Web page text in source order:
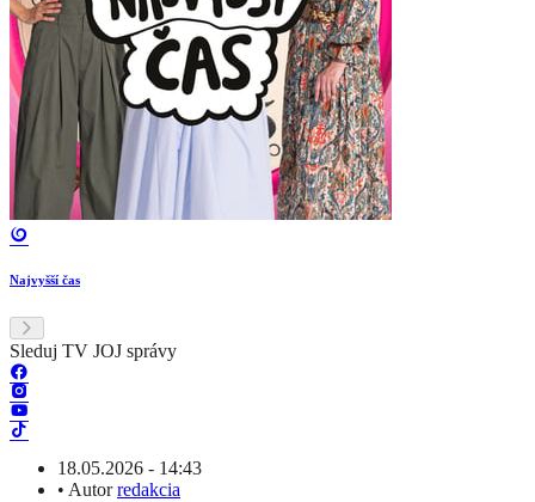
Najvyšší čas
Sleduj TV JOJ správy
18.05.2026 - 14:43
• Autorredakcia